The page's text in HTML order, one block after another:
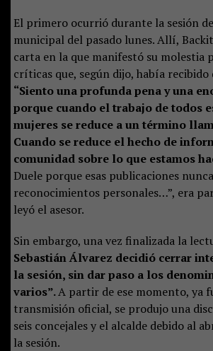
El primero ocurrió durante la sesión
municipal del pasado lunes. Allí,
carta en la que manifestó su molestia
críticas que, según dijo, había recibido
“Siento una profunda pena y una
porque cuando el trabajo de todos
mujeres se reduce a un término
Cuando se reduce el hecho de
comunidad sobre lo que estamos
Duele porque esas publicaciones
reconocimientos personales…”, era
leyó el asesor.
Sin embargo, una vez finalizada la
Sebastián Álvarez decidió cerrar
la sesión, sin dar paso a los
varios”.A partir de ese momento, ya
transmisión oficial, se produjo una
seis concejales y el alcalde debido al
la sesión.